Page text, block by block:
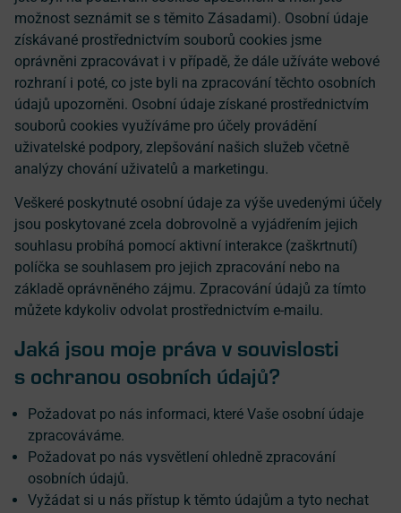
možnost seznámit se s těmito Zásadami). Osobní údaje
získávané prostřednictvím souborů cookies jsme
oprávněni zpracovávat i v případě, že dále užíváte webové
rozhraní i poté, co jste byli na zpracování těchto osobních
údajů upozorněni. Osobní údaje získané prostřednictvím
souborů cookies využíváme pro účely provádění
uživatelské podpory, zlepšování našich služeb včetně
analýzy chování uživatelů a marketingu.
Veškeré poskytnuté osobní údaje za výše uvedenými účely
jsou poskytované zcela dobrovolně a vyjádřením jejich
souhlasu probíhá pomocí aktivní interakce (zaškrtnutí)
políčka se souhlasem pro jejich zpracování nebo na
základě oprávněného zájmu. Zpracování údajů za tímto
můžete kdykoliv odvolat prostřednictvím e-mailu.
Jaká jsou moje práva v souvislosti
s ochranou osobních údajů?
Požadovat po nás informaci, které Vaše osobní údaje
zpracováváme.
Požadovat po nás vysvětlení ohledně zpracování
osobních údajů.
Vyžádat si u nás přístup k těmto údajům a tyto nechat